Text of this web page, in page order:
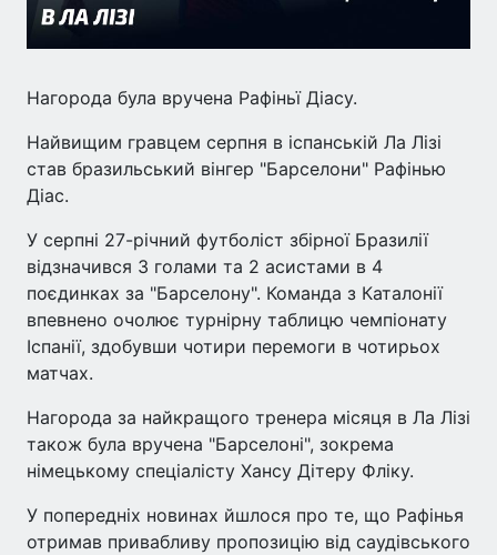
Нагорода була вручена Рафіньї Діасу.
Найвищим гравцем серпня в іспанській Ла Лізі
став бразильський вінгер "Барселони" Рафінью
Діас.
У серпні 27-річний футболіст збірної Бразилії
відзначився 3 голами та 2 асистами в 4
поєдинках за "Барселону". Команда з Каталонії
впевнено очолює турнірну таблицю чемпіонату
Іспанії, здобувши чотири перемоги в чотирьох
матчах.
Нагорода за найкращого тренера місяця в Ла Лізі
також була вручена "Барселоні", зокрема
німецькому спеціалісту Хансу Дітеру Фліку.
У попередніх новинах йшлося про те, що Рафінья
отримав привабливу пропозицію від саудівського